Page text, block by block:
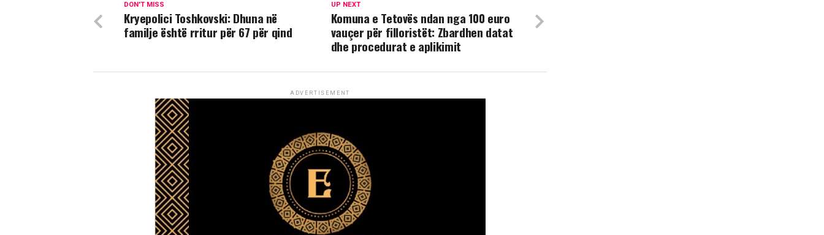
UP NEXT
Komuna e Tetovës ndan nga 100 euro
vauçer për filloristët: Zbardhen datat
dhe procedurat e aplikimit
DON'T MISS
Kryepolici Toshkovski: Dhuna në
familje është rritur për 67 për qind
ADVERTISEMENT